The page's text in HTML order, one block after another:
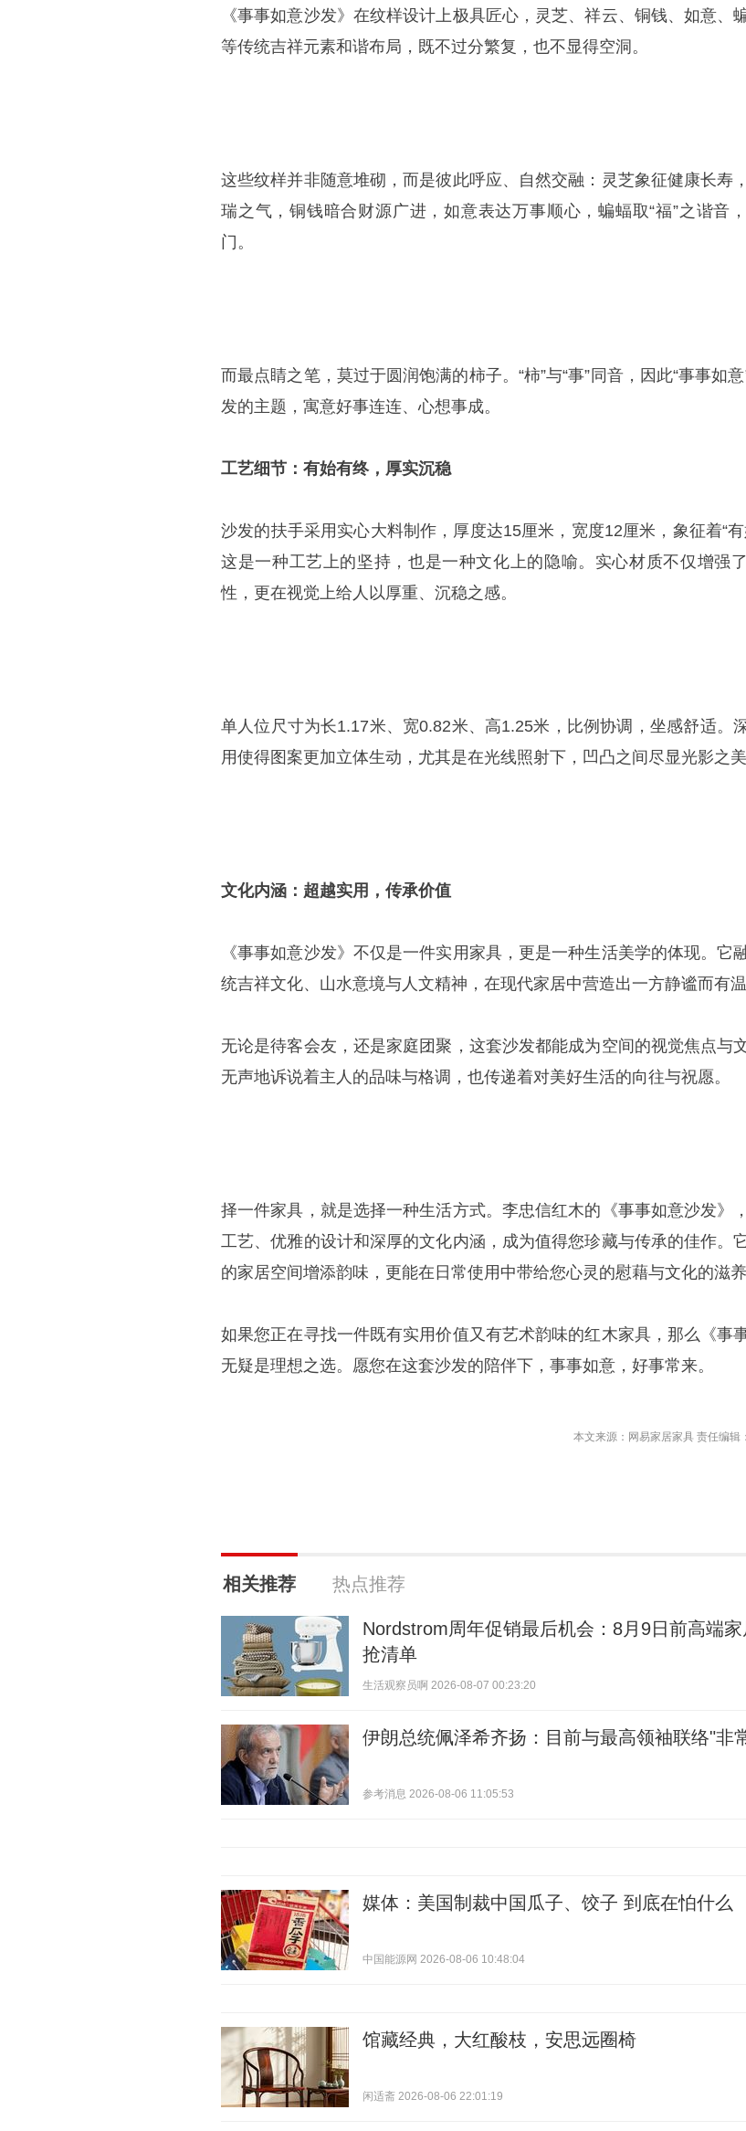
《事事如意沙发》在纹样设计上极具匠心，灵芝、祥云、铜钱、如意、
等传统吉祥元素和谐布局，既不过分繁复，也不显得空洞。
这些纹样并非随意堆砌，而是彼此呼应、自然交融：灵芝象征健康长寿
瑞之气，铜钱暗合财源广进，如意表达万事顺心，蝙蝠取“福”之谐音
门。
而最点睛之笔，莫过于圆润饱满的柿子。“柿”与“事”同音，因此“事事如
发的主题，寓意好事连连、心想事成。
工艺细节：有始有终，厚实沉稳
沙发的扶手采用实心大料制作，厚度达15厘米，宽度12厘米，象征着“
这是一种工艺上的坚持，也是一种文化上的隐喻。实心材质不仅增强
性，更在视觉上给人以厚重、沉稳之感。
单人位尺寸为长1.17米、宽0.82米、高1.25米，比例协调，坐感舒适。
用使得图案更加立体生动，尤其是在光线照射下，凹凸之间尽显光影之美
文化内涵：超越实用，传承价值
《事事如意沙发》不仅是一件实用家具，更是一种生活美学的体现。它
统吉祥文化、山水意境与人文精神，在现代家居中营造出一方静谧而有温
无论是待客会友，还是家庭团聚，这套沙发都能成为空间的视觉焦点与
无声地诉说着主人的品味与格调，也传递着对美好生活的向往与祝愿。
择一件家具，就是选择一种生活方式。李忠信红木的《事事如意沙发》
工艺、优雅的设计和深厚的文化内涵，成为值得您珍藏与传承的佳作。
的家居空间增添韵味，更能在日常使用中带给您心灵的慰藉与文化的滋养
如果您正在寻找一件既有实用价值又有艺术韵味的红木家具，那么《事
无疑是理想之选。愿您在这套沙发的陪伴下，事事如意，好事常来。
本文来源：网易家居家具 责任编辑
相关推荐 热点推荐
Nordstrom周年促销最后机会：8月9日前高端
抢清单
生活观察员啊 2026-08-07 00:23:20
伊朗总统佩泽希齐扬：目前与最高领袖联络"非
参考消息 2026-08-06 11:05:53
媒体：美国制裁中国瓜子、饺子 到底在怕什么
中国能源网 2026-08-06 10:48:04
馆藏经典，大红酸枝，安思远圈椅
闲适斋 2026-08-06 22:01:19